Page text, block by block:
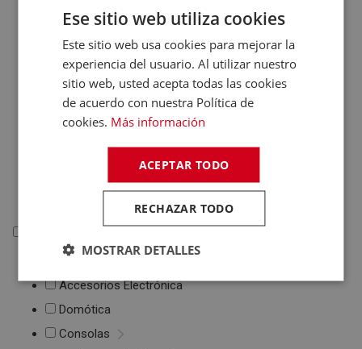
Otros PC
Networking
Soportes Ordenador
Portátiles
Accesorios
informática
Cables Informática
Fundas Tablets
Cargadores /
Accesorios Electrónica
Domótica
Consolas
Ese sitio web utiliza cookies
Este sitio web usa cookies para mejorar la
experiencia del usuario. Al utilizar nuestro
sitio web, usted acepta todas las cookies
de acuerdo con nuestra Política de
cookies. Más información
ACEPTAR TODO
RECHAZAR TODO
MOSTRAR DETALLES